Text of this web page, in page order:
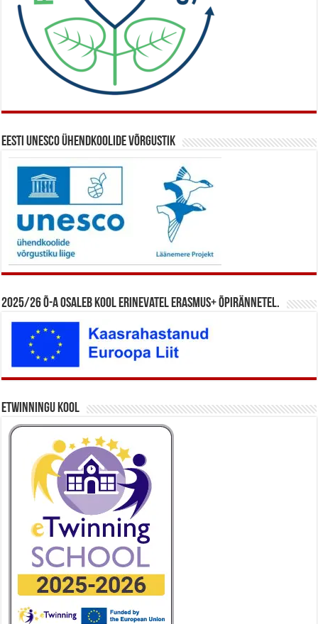
Eesti UNESCO ühendkoolide võrgustik
2025/26 õ-a osaleb kool erinevatel Erasmus+ õpirännetel.
eTwinningu kool